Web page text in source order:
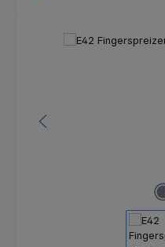
Bildergalerie überspringen